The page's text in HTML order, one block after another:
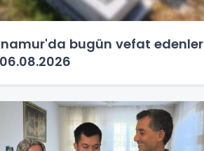
bugün vefat edenler